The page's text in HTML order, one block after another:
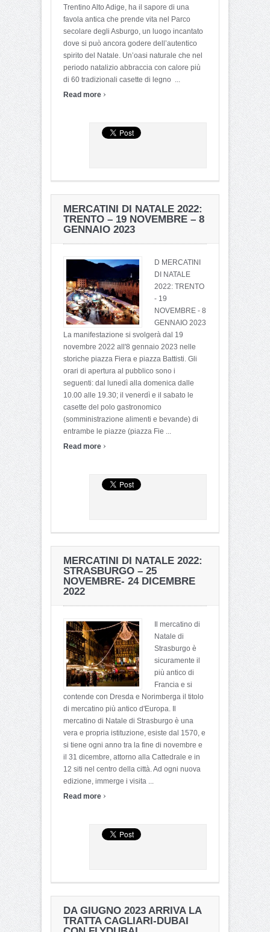
Trentino Alto Adige, ha il sapore di una
favola antica che prende vita nel Parco
secolare degli Asburgo, un luogo incantato
dove si può ancora godere dell’autentico
spirito del Natale. Un’oasi naturale che nel
periodo natalizio abbraccia con calore più
di 60 tradizionali casette di legno ...
Read more ›
MERCATINI DI NATALE 2022:
TRENTO – 19 NOVEMBRE – 8
GENNAIO 2023
D MERCATINI
DI NATALE
2022: TRENTO
- 19
NOVEMBRE - 8
GENNAIO 2023
La manifestazione si svolgerà dal 19
novembre 2022 all'8 gennaio 2023 nelle
storiche piazza Fiera e piazza Battisti. Gli
orari di apertura al pubblico sono i
seguenti: dal lunedì alla domenica dalle
10.00 alle 19.30; il venerdì e il sabato le
casette del polo gastronomico
(somministrazione alimenti e bevande) di
entrambe le piazze (piazza Fie ...
Read more ›
MERCATINI DI NATALE 2022:
STRASBURGO – 25
NOVEMBRE- 24 DICEMBRE
2022
Il mercatino di
Natale di
Strasburgo è
sicuramente il
più antico di
Francia e si
contende con Dresda e Norimberga il titolo
di mercatino più antico d'Europa. Il
mercatino di Natale di Strasburgo è una
vera e propria istituzione, esiste dal 1570, e
si tiene ogni anno tra la fine di novembre e
il 31 dicembre, attorno alla Cattedrale e in
12 siti nel centro della città. Ad ogni nuova
edizione, immerge i visita ...
Read more ›
DA GIUGNO 2023 ARRIVA LA
TRATTA CAGLIARI-DUBAI